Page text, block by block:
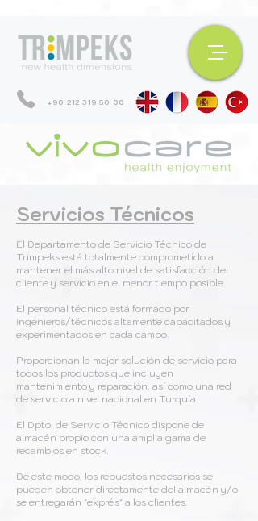
+90 212 319 50 00
Servicios Técnicos
El Departamento de Servicio Técnico de
Trimpeks está totalmente comprometido a
mantener el más alto nivel de satisfacción del
cliente y servicio en el menor tiempo posible.
El personal técnico está formado por
ingenieros/técnicos altamente capacitados y
experimentados en cada campo.
Proporcionan la mejor solución de servicio para
todos los productos que incluyen
mantenimiento y reparación, así como una red
de servicio a nivel nacional en Turquía.
El Dpto. de Servicio Técnico dispone de
almacén propio con una amplia gama de
recambios en stock.
De este modo, los repuestos necesarios se
pueden obtener directamente del almacén y/o
se entregarán "exprés" a los clientes.